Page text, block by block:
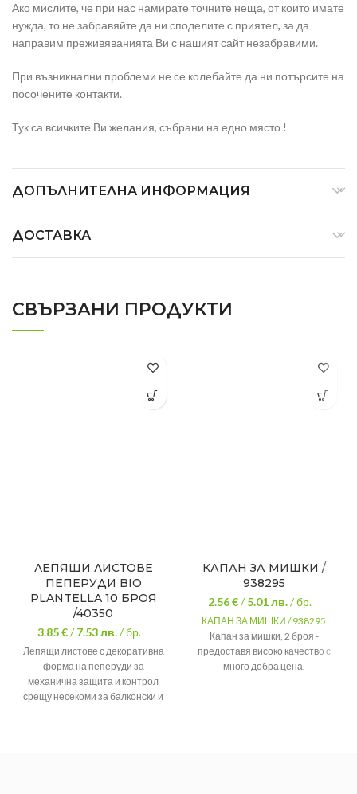
Ако мислите, че при нас намирате точните неща, от които имате
нужда, то не забравяйте да ни споделите с приятел, за да
направим преживяванията Ви с нашият сайт незабравими.
При възникнални проблеми не се колебайте да ни потърсите на
посочените контакти.
Тук са всичките Ви желания, събрани на едно място !
ДОПЪЛНИТЕЛНА ИНФОРМАЦИЯ
ДОСТАВКА
СВЪРЗАНИ ПРОДУКТИ
ЛЕПЯЩИ ЛИСТОВЕ
ПЕПЕРУДИ BIO
PLANTELLA 10 БРОЯ
/40350
3.85 €/7.53лв./ бр.
Лепящи листове с декоративна
форма на пеперуди за
механична защита и контрол
срещу несекоми за балконски и
КАПАН ЗА МИШКИ /
938295
2.56 €/5.01лв./ бр.
КАПАН ЗА МИШКИ / 938295
Капан за мишки, 2 броя -
предоставя високо качество с
много добра цена.